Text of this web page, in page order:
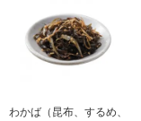
わかば（昆布、するめ、